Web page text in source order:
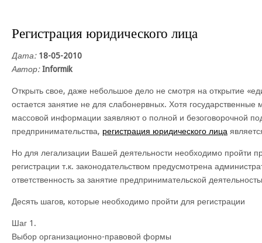
Регистрация юридического лица
Дата: 18-05-2010
Автор: Informik
Открыть свое, даже небольшое дело не смотря на открытие
остается занятие не для слабонервных. Хотя государственные
массовой информации заявляют о полной и безоговорочной
предпринимательства, регистрация юридического лица
Но для легализации Вашей деятельности необходимо пройти
регистрации т.к. законодательством предусмотрена
ответственность за занятие предпринимательской
Десять шагов, которые необходимо пройти для регистрации
Шаг 1.
Выбор организационно-правовой формы